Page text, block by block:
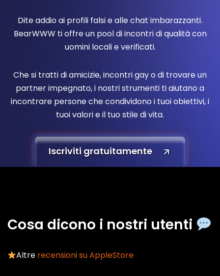
Dite addio ai profili falsi e alle chat imbarazzanti.
BearWWW ti offre un pool di incontri di qualità con
uomini locali e verificati.
Che si tratti di amicizie, incontri gay o di trovare un
partner impegnato, i nostri strumenti ti aiutano a
incontrare persone che condividono i tuoi obiettivi, i
tuoi valori e il tuo stile di vita.
Iscriviti gratuitamente
Cosa dicono i nostri utenti
Altre recensioni su AppleStore